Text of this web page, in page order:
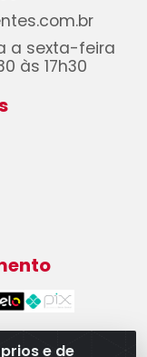
e de
a sexta-feira
às 17h30